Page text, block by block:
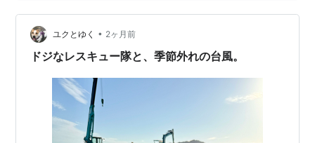
ユクとゆく • 2ヶ月前
ドジなレスキュー隊と、季節外れの台風。